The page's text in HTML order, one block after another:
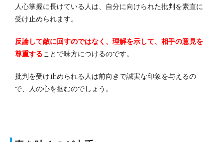
人心掌握に長けている人は、自分に向けられた批判を素直に
受け止められます。
反論して敵に回すのではなく、理解を示して、相手の意見を
尊重することで味方につけるのです。
批判を受け止められる人は前向きで誠実な印象を与えるの
で、人の心を掴むのでしょう。